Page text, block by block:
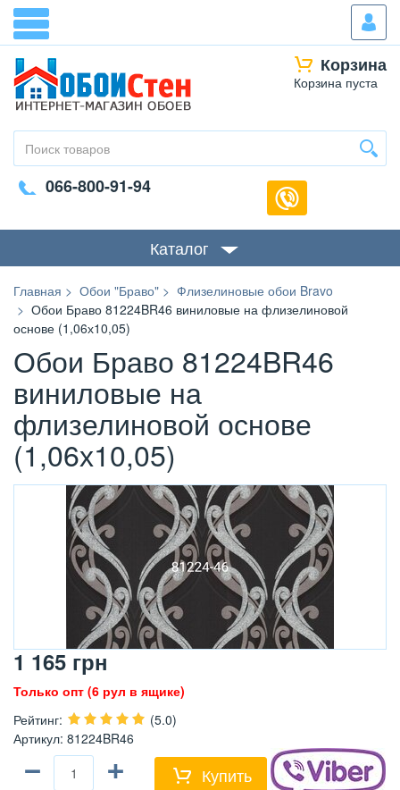
Корзина
Корзина пуста
066-800-91-94
Каталог
Главная Обои "Браво"
Флизелиновые обои Bravo
Обои Браво 81224BR46 виниловые на флизелиновой
основе (1,06х10,05)
Обои Браво 81224BR46
виниловые на
флизелиновой основе
(1,06х10,05)
1 165 грн
Только опт (6 рул в ящике)
Рейтинг:
(5.0)
Артикул: 81224BR46
− + Купить